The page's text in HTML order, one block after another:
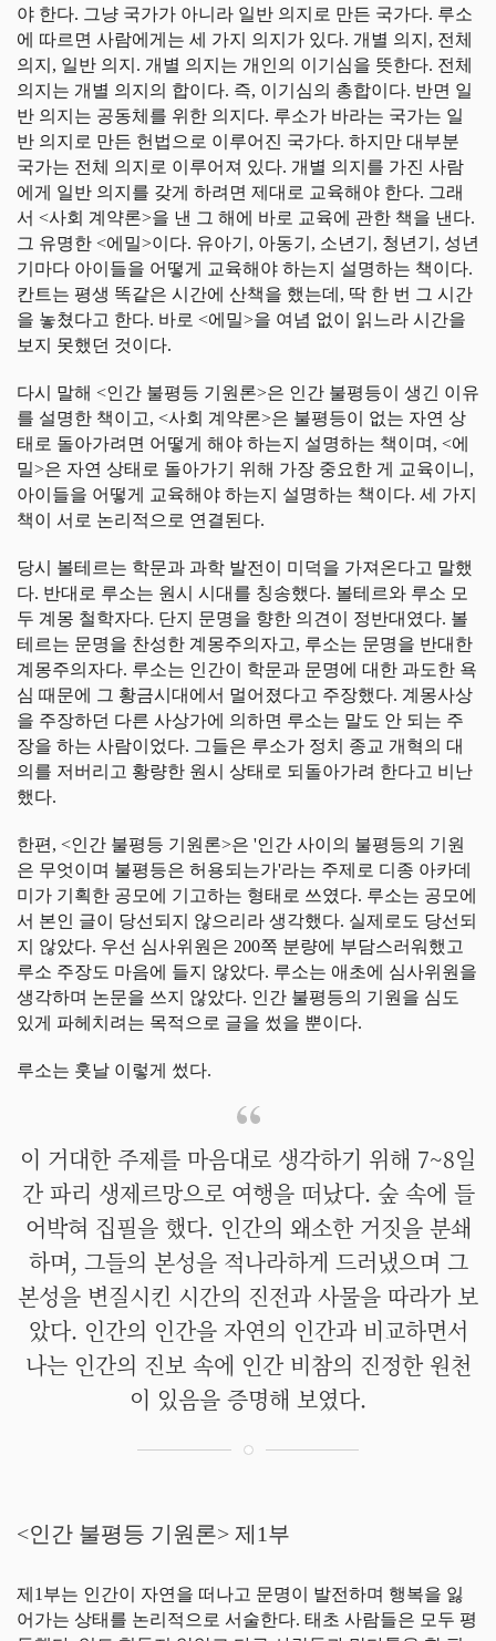
야 한다. 그냥 국가가 아니라 일반 의지로 만든 국가다. 루소
에 따르면 사람에게는 세 가지 의지가 있다. 개별 의지, 전체
의지, 일반 의지. 개별 의지는 개인의 이기심을 뜻한다. 전체
의지는 개별 의지의 합이다. 즉, 이기심의 총합이다. 반면 일
반 의지는 공동체를 위한 의지다. 루소가 바라는 국가는 일
반 의지로 만든 헌법으로 이루어진 국가다. 하지만 대부분
국가는 전체 의지로 이루어져 있다. 개별 의지를 가진 사람
에게 일반 의지를 갖게 하려면 제대로 교육해야 한다. 그래
서 <사회 계약론>을 낸 그 해에 바로 교육에 관한 책을 낸다.
그 유명한 <에밀>이다. 유아기, 아동기, 소년기, 청년기, 성년
기마다 아이들을 어떻게 교육해야 하는지 설명하는 책이다.
칸트는 평생 똑같은 시간에 산책을 했는데, 딱 한 번 그 시간
을 놓쳤다고 한다. 바로 <에밀>을 여념 없이 읽느라 시간을
보지 못했던 것이다.
다시 말해 <인간 불평등 기원론>은 인간 불평등이 생긴 이유
를 설명한 책이고, <사회 계약론>은 불평등이 없는 자연 상
태로 돌아가려면 어떻게 해야 하는지 설명하는 책이며, <에
밀>은 자연 상태로 돌아가기 위해 가장 중요한 게 교육이니,
아이들을 어떻게 교육해야 하는지 설명하는 책이다. 세 가지
책이 서로 논리적으로 연결된다.
당시 볼테르는 학문과 과학 발전이 미덕을 가져온다고 말했
다. 반대로 루소는 원시 시대를 칭송했다. 볼테르와 루소 모
두 계몽 철학자다. 단지 문명을 향한 의견이 정반대였다. 볼
테르는 문명을 찬성한 계몽주의자고, 루소는 문명을 반대한
계몽주의자다. 루소는 인간이 학문과 문명에 대한 과도한 욕
심 때문에 그 황금시대에서 멀어졌다고 주장했다. 계몽사상
을 주장하던 다른 사상가에 의하면 루소는 말도 안 되는 주
장을 하는 사람이었다. 그들은 루소가 정치 종교 개혁의 대
의를 저버리고 황량한 원시 상태로 되돌아가려 한다고 비난
했다.
한편, <인간 불평등 기원론>은 '인간 사이의 불평등의 기원
은 무엇이며 불평등은 허용되는가'라는 주제로 디종 아카데
미가 기획한 공모에 기고하는 형태로 쓰였다. 루소는 공모에
서 본인 글이 당선되지 않으리라 생각했다. 실제로도 당선되
지 않았다. 우선 심사위원은 200쪽 분량에 부담스러워했고
루소 주장도 마음에 들지 않았다. 루소는 애초에 심사위원을
생각하며 논문을 쓰지 않았다. 인간 불평등의 기원을 심도
있게 파헤치려는 목적으로 글을 썼을 뿐이다.
루소는 훗날 이렇게 썼다.
이 거대한 주제를 마음대로 생각하기 위해 7~8일
간 파리 생제르망으로 여행을 떠났다. 숲 속에 들
어박혀 집필을 했다. 인간의 왜소한 거짓을 분쇄
하며, 그들의 본성을 적나라하게 드러냈으며 그
본성을 변질시킨 시간의 진전과 사물을 따라가 보
았다. 인간의 인간을 자연의 인간과 비교하면서
나는 인간의 진보 속에 인간 비참의 진정한 원천
이 있음을 증명해 보였다.
<인간 불평등 기원론> 제1부
제1부는 인간이 자연을 떠나고 문명이 발전하며 행복을 잃
어가는 상태를 논리적으로 서술한다. 태초 사람들은 모두 평